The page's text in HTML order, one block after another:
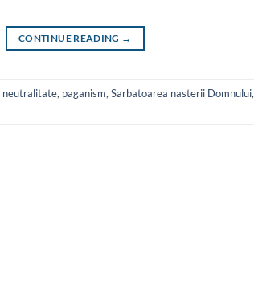
CONTINUE READING →
neutralitate, paganism, Sarbatoarea nasterii Domnului,